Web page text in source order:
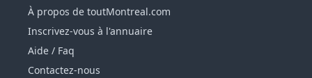
À propos de toutMontreal.com
Inscrivez-vous à l'annuaire
Aide / Faq
Contactez-nous